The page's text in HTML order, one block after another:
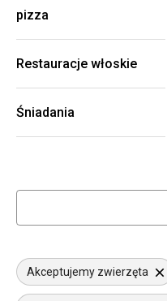
pizza
Restauracje włoskie
Śniadania
Akceptujemy zwierzęta